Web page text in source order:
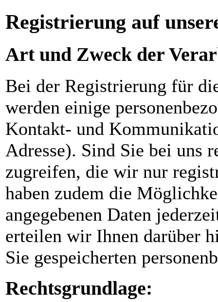
Registrierung auf
Art und Zweck der
Bei der Registrierung für
werden einige
Kontakt- und
Adresse). Sind Sie bei uns
zugreifen, die wir nur
haben zudem die
angegebenen Daten
erteilen wir Ihnen darüber
Sie gespeicherten
Rechtsgrundlage: